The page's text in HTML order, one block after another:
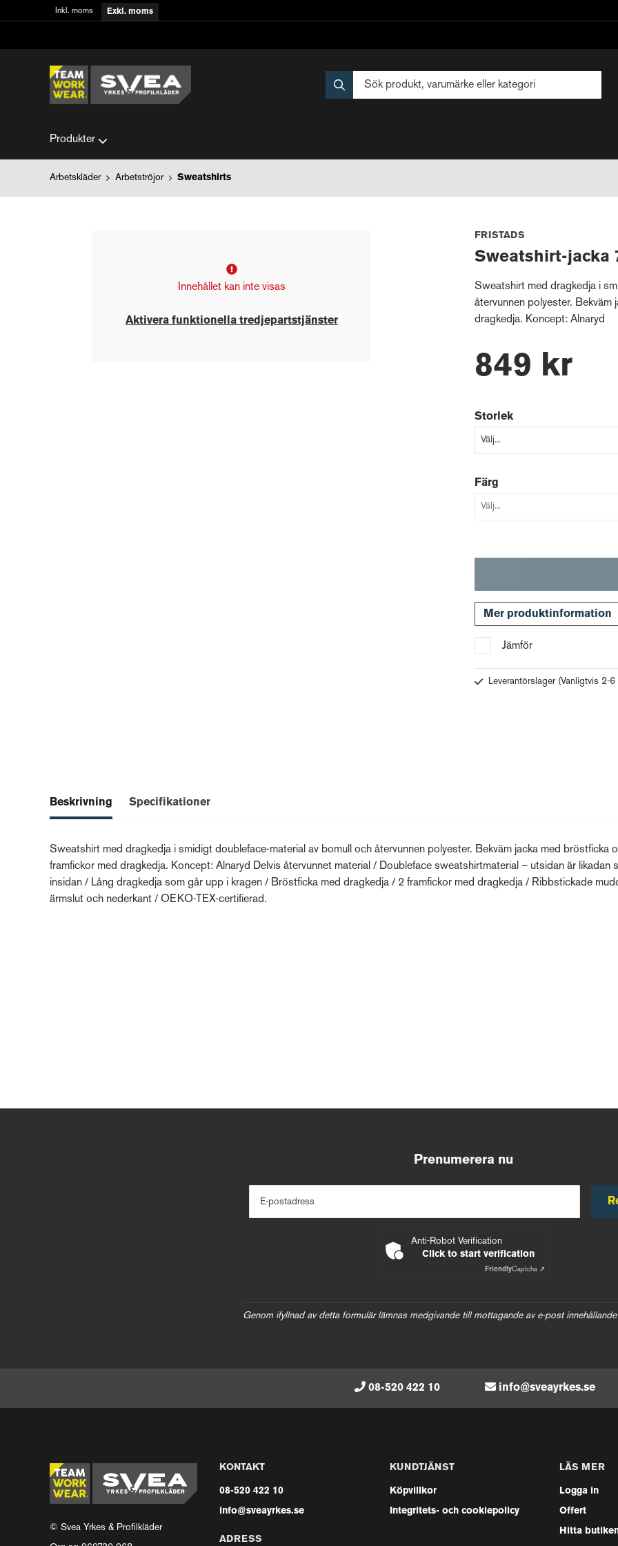
Inkl. moms Exkl. moms
Produkter
Arbetskläder Arbetströjor Sweatshirts
Innehållet kan inte visas
Aktivera funktionella tredjepartstjänster
FRISTADS
Sweatshirt-jacka
Sweatshirt med dragkedja i
återvunnen polyester. Bekväm
dragkedja. Koncept: Alnaryd
849 kr
Storlek
Färg
Mer produktinformation
Jämför
Leverantörslager (Vanligtvis 2-
Beskrivning Specifikationer
Sweatshirt med dragkedja i smidigt doubleface-material av bomull och återvunnen polyester. Bekväm jacka med bröstficka
framfickor med dragkedja. Koncept: Alnaryd Delvis återvunnet material / Doubleface sweatshirtmaterial – utsidan är likadan
insidan / Lång dragkedja som går upp i kragen / Bröstficka med dragkedja / 2 framfickor med dragkedja / Ribbstickade
ärmslut och nederkant / OEKO-TEX-certifierad.
Prenumerera nu
E-postadress
Anti-Robot Verification
Click to start verification
FriendlyCaptcha ⇗
Genom ifyllnad av detta formulär lämnas medgivande till mottagande av e-post
08-520 422 10 info@sveayrkes.se
© Svea Yrkes & Profilkläder
KONTAKT
08-520 422 10
info@sveayrkes.se
ADRESS
KUNDTJÄNST
Köpvillkor
Integritets- och cookiepolicy
LÄS MER
Logga in
Offert
Hitta